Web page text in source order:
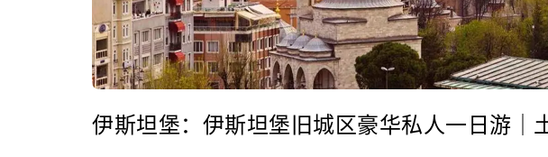
伊斯坦堡：伊斯坦堡旧城区豪华私人一日游｜